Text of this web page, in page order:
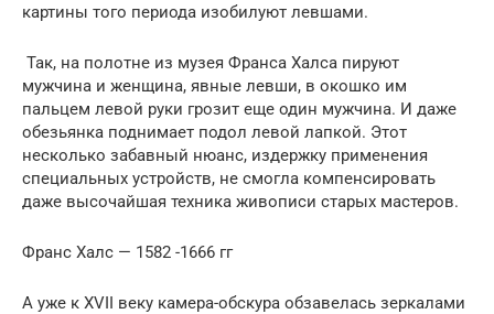
картины того периода изобилуют левшами.
Так, на полотне из музея Франса Халса пируют
мужчина и женщина, явные левши, в окошко им
пальцем левой руки грозит еще один мужчина. И даже
обезьянка поднимает подол левой лапкой. Этот
несколько забавный нюанс, издержку применения
специальных устройств, не смогла компенсировать
даже высочайшая техника живописи старых мастеров.
Франс Халс — 1582 -1666 гг
А уже к XVII веку камера-обскура обзавелась зеркалами